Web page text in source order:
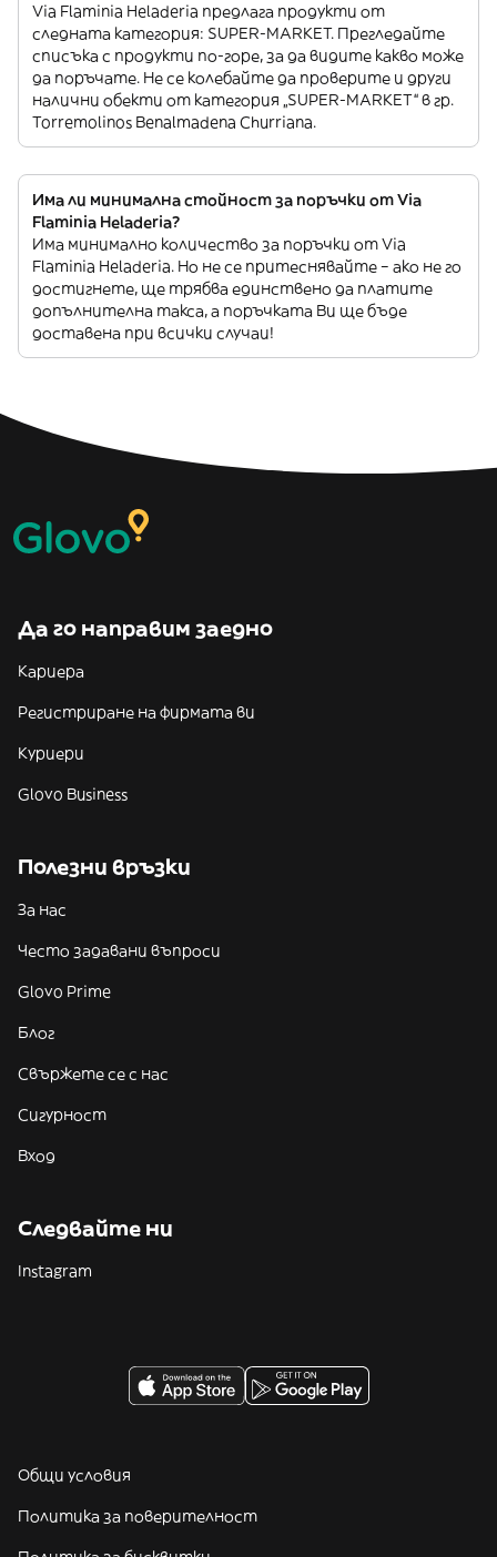
Via Flaminia Heladeria предлага продукти от
следната категория: SUPER-MARKET. Прегледайте
списъка с продукти по-горе, за да видите какво може
да поръчате. Не се колебайте да проверите и други
налични обекти от категория „SUPER-MARKET“ в гр.
Torremolinos Benalmadena Churriana.
Има ли минимална стойност за поръчки от Via
Flaminia Heladeria?
Има минимално количество за поръчки от Via
Flaminia Heladeria. Но не се притеснявайте – ако не го
достигнете, ще трябва единствено да платите
допълнителна такса, а поръчката Ви ще бъде
доставена при всички случаи!
Да го направим заедно
Кариера
Регистриране на фирмата ви
Куриери
Glovo Business
Полезни връзки
За нас
Често задавани въпроси
Glovo Prime
Блог
Свържете се с нас
Сигурност
Вход
Следвайте ни
Instagram
Общи условия
Политика за поверителност